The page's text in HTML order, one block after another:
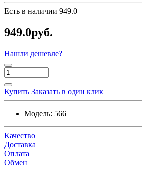
Есть в наличии 949.0
949.0руб.
Нашли дешевле?
Купить Заказать в один клик
Модель: 566
Качество
Доставка
Оплата
Обмен